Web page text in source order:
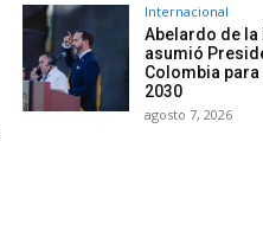
Internacional
Abelardo de la
asumió
Colombia
2030
agosto 7, 2026